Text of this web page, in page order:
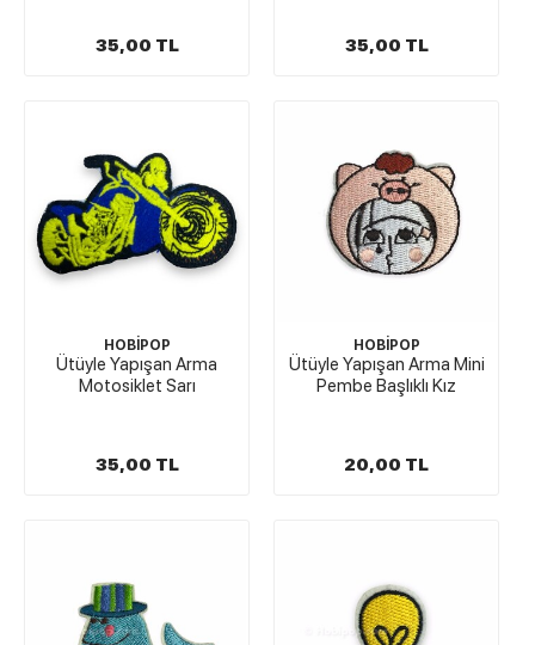
35,00 TL 35,00 TL
HOBİPOP
Ütüyle Yapışan Arma
Motosiklet Sarı
35,00 TL
HOBİPOP
Ütüyle Yapışan Arma Mini
Pembe Başlıklı Kız
20,00 TL